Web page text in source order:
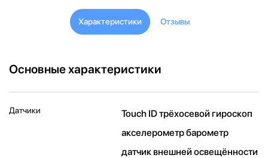
Характеристики Отзывы
Основные характеристики
Датчики
Touch ID трёхосевой гироскоп
акселерометр барометр
датчик внешней освещённости